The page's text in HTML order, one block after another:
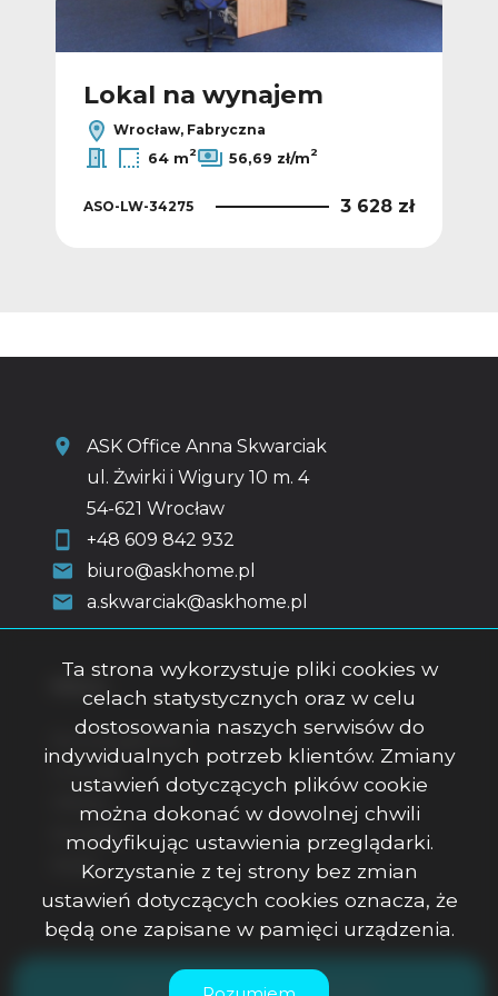
Lokal na wynajem
Wrocław, Fabryczna
64 m2 56,69 zł/m2
ASO-LW-34275 3 628 zł
ASK Office Anna Skwarciak
ul. Żwirki i Wigury 10 m. 4
54-621 Wrocław
+48 609 842 932
biuro@askhome.pl
a.skwarciak@askhome.pl
Strona główna
O firmie
Kontakt
Rodo
ASK Office Anna Skwarciak © 2026
Ta strona wykorzystuje pliki cookies w
celach statystycznych oraz w celu
dostosowania naszych serwisów do
indywidualnych potrzeb klientów. Zmiany
ustawień dotyczących plików cookie
można dokonać w dowolnej chwili
modyfikując ustawienia przeglądarki.
Korzystanie z tej strony bez zmian
ustawień dotyczących cookies oznacza, że
będą one zapisane w pamięci urządzenia.